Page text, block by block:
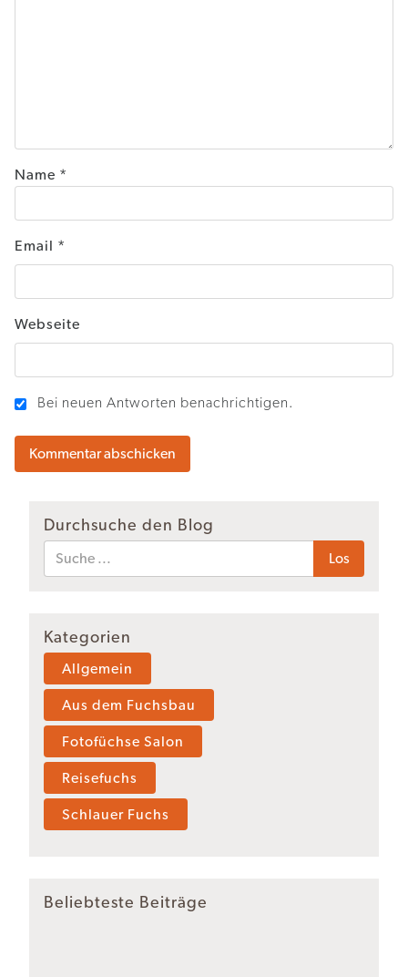
Name *
Email *
Webseite
Bei neuen Antworten benachrichtigen.
Durchsuche den Blog
Kategorien
Allgemein
Aus dem Fuchsbau
Fotofüchse Salon
Reisefuchs
Schlauer Fuchs
Beliebteste Beiträge